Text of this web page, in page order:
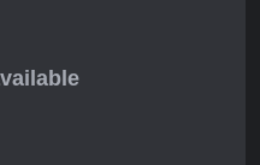
completa sem